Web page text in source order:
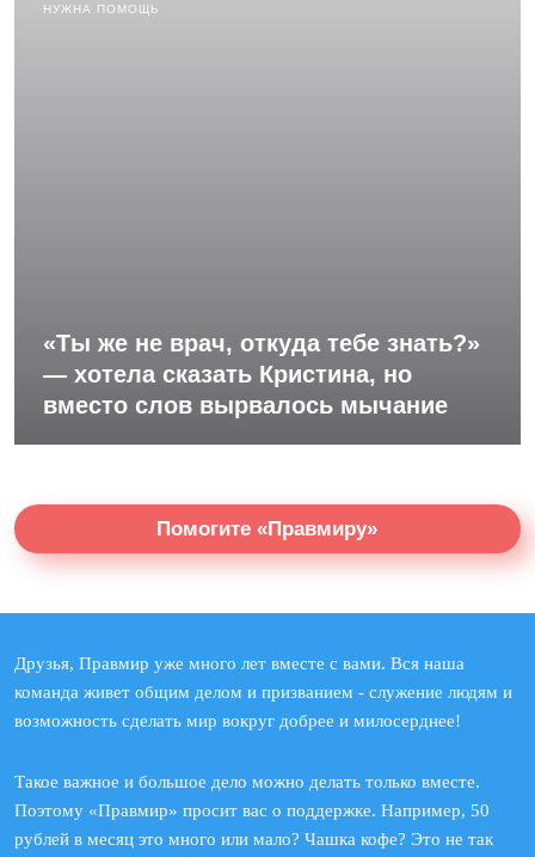
НУЖНА ПОМОЩЬ
«Ты же не врач, откуда тебе знать?»
— хотела сказать Кристина, но
вместо слов вырвалось мычание
Помогите «Правмиру»
Друзья, Правмир уже много лет вместе с вами. Вся наша
команда живет общим делом и призванием - служение людям и
возможность сделать мир вокруг добрее и милосерднее!
Такое важное и большое дело можно делать только вместе.
Поэтому «Правмир» просит вас о поддержке. Например, 50
рублей в месяц это много или мало? Чашка кофе? Это не так